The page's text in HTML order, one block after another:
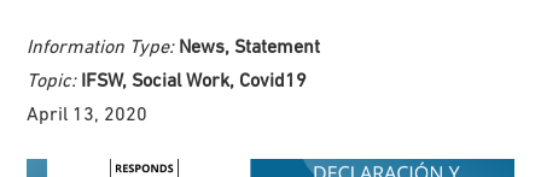
Information Type: News, Statement
Topic: IFSW, Social Work, Covid19
April 13, 2020